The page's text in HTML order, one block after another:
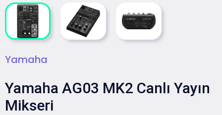
Yamaha
Yamaha AG03 MK2 Canlı Yayın
Mikseri